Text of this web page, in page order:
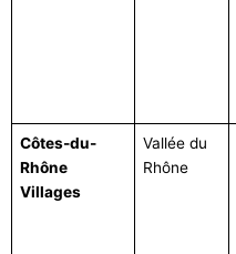
Côtes-du-
Rhône
Villages
Vallée du
Rhône